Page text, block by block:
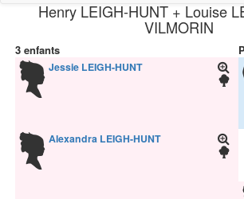
HenryLEIGH-HUNT+Louise
VILMORIN
3 enfants
Jessie LEIGH-HUNT
Alexandra LEIGH-HUNT